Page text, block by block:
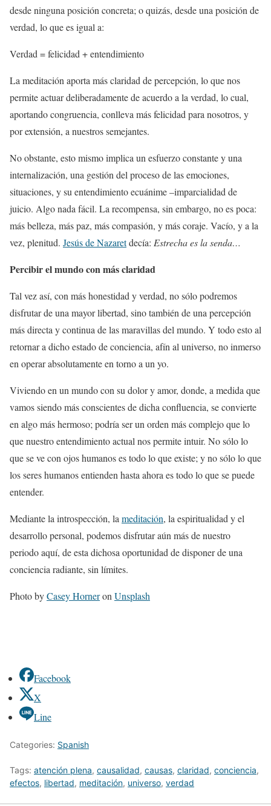
desde ninguna posición concreta; o quizás, desde una posición de
verdad, lo que es igual a:
Verdad = felicidad + entendimiento
La meditación aporta más claridad de percepción, lo que nos
permite actuar deliberadamente de acuerdo a la verdad, lo cual,
aportando congruencia, conlleva más felicidad para nosotros, y
por extensión, a nuestros semejantes.
No obstante, esto mismo implica un esfuerzo constante y una
internalización, una gestión del proceso de las emociones,
situaciones, y su entendimiento ecuánime –imparcialidad de
juicio. Algo nada fácil. La recompensa, sin embargo, no es poca:
más belleza, más paz, más compasión, y más coraje. Vacío, y a la
vez, plenitud. Jesús de Nazaretdecía: Estrecha es la senda…
Percibir el mundo con más claridad
Tal vez así, con más honestidad y verdad, no sólo podremos
disfrutar de una mayor libertad, sino también de una percepción
más directa y continua de las maravillas del mundo. Y todo esto al
retornar a dicho estado de conciencia, afín al universo, no inmerso
en operar absolutamente en torno a un yo.
Viviendo en un mundo con su dolor y amor, donde, a medida que
vamos siendo más conscientes de dicha confluencia, se convierte
en algo más hermoso; podría ser un orden más complejo que lo
que nuestro entendimiento actual nos permite intuir. No sólo lo
que se ve con ojos humanos es todo lo que existe; y no sólo lo que
los seres humanos entienden hasta ahora es todo lo que se puede
entender.
Mediante la introspección, la meditación, la espiritualidad y el
desarrollo personal, podemos disfrutar aún más de nuestro
periodo aquí, de esta dichosa oportunidad de disponer de una
conciencia radiante, sin límites.
Photo byCasey Horneron Unsplash
Facebook
X
Line
Categories: Spanish
Tags: atención plena, causalidad, causas, claridad, conciencia,
efectos, libertad, meditación, universo, verdad